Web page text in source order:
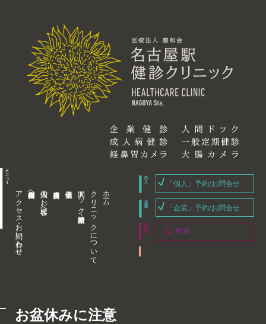
アクセス・お問い合わせ 企業内担当者様へ 個人のお客様へ 人間ドック・健康診断 クリニックについて ホーム
「個人」予約/お問合せ
「企業」予約/お問合せ
お盆休みに注意